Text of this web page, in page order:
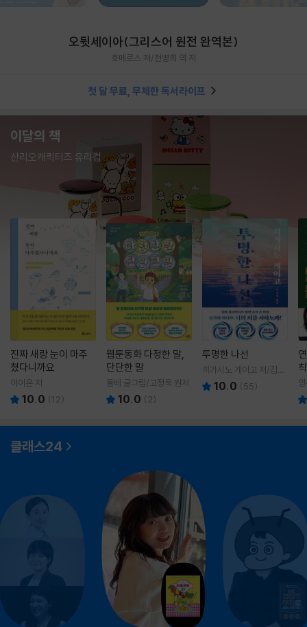
오뒷세이아(그리스어 원전 완역본)
호메로스 저/천병희 역 저
첫 달 무료, 무제한 독서라이프
이달의 책
산리오캐릭터즈 유리컵
진짜 새랑 눈이 마주
쳤다니까요
이이은 저
10.0 (12)
웹툰동화 다정한 말,
단단한 말
돌배 글그림/고정욱 원저
10.0 ( 2)
투명한 나선
히가시노 게이고 저/김선
영 역10.0 (55)
칙
클래스24